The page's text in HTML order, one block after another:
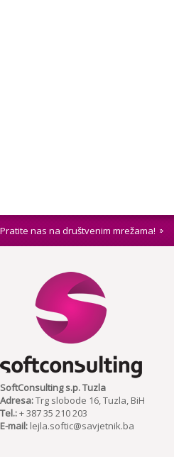
Pratite nas na društvenim mrežama!
SoftConsulting s.p. Tuzla
Adresa:Trg slobode 16, Tuzla, BiH
Tel.:+ 387 35 210 203
E-mail: lejla.softic@savjetnik.ba